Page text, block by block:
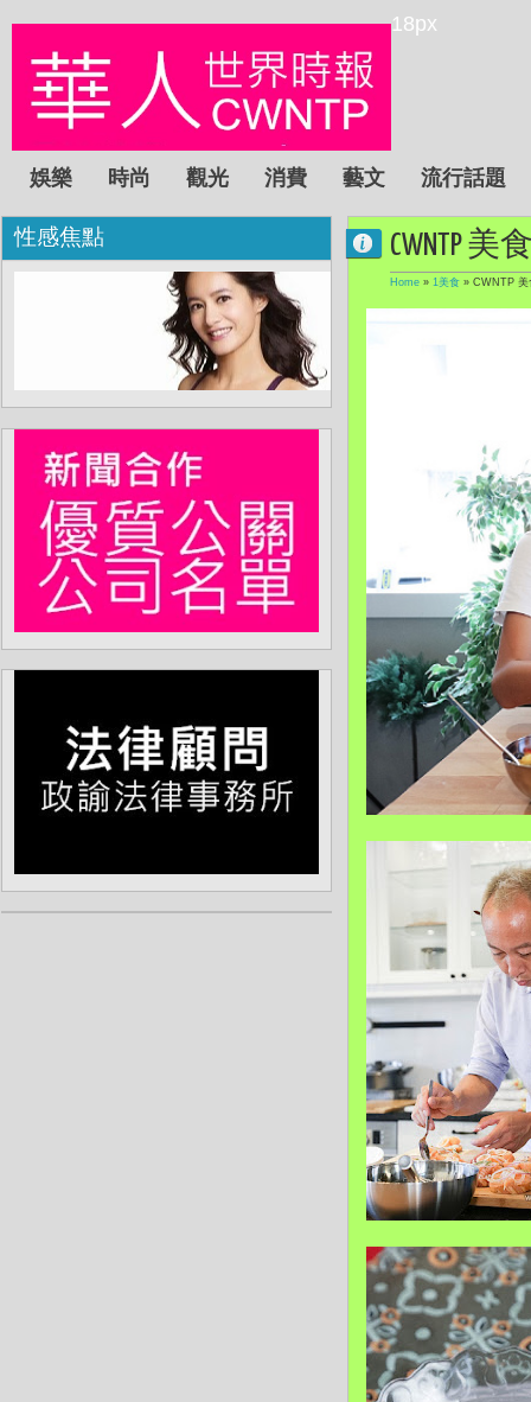
18px
娛樂 時尚 觀光 消費 藝文 流行話題
CWNTP 美
Home » 1美食 » CWNTP 美
性感焦點